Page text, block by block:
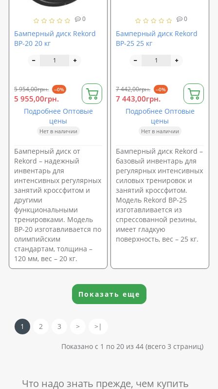
0
Бамперный диск Rekord
BP-20 20 кг
5 954,00грн. --0%
5 955,00грн.
Подробнее Оптовые
цены
Нет в наличии
Бамперный диск от
Rekord – надежный
инвентарь для
интенсивных регулярных
занятий кроссфитом и
другими
функциональными
тренировками. Модель
BP-20 изготавливается по
олимпийским
стандартам, толщина –
120 мм, вес – 20 кг.
0
Бамперный диск Rekord
BP-25 25 кг
7 442,00грн. --0%
7 443,00грн.
Подробнее Оптовые
цены
Нет в наличии
Бамперный диск Rekord –
базовый инвентарь для
регулярных интенсивных
силовых тренировок и
занятий кроссфитом.
Модель Rekord BP-25
изготавливается из
спрессованной резины,
имеет гладкую
поверхность, вес – 25 кг.
Показать еще
1 2 3 > >|
Показано с 1 по 20 из 44 (всего 3 страниц)
Что надо знать прежде, чем купить